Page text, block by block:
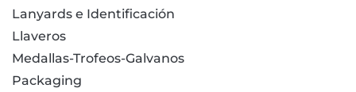
Lanyards e Identificación
Llaveros
Medallas-Trofeos-Galvanos
Packaging